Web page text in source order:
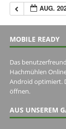
AUG.
MOBILE READY
Das
Hachmühlen
Android optimiert.
öffnen.
AUS UNSEREM